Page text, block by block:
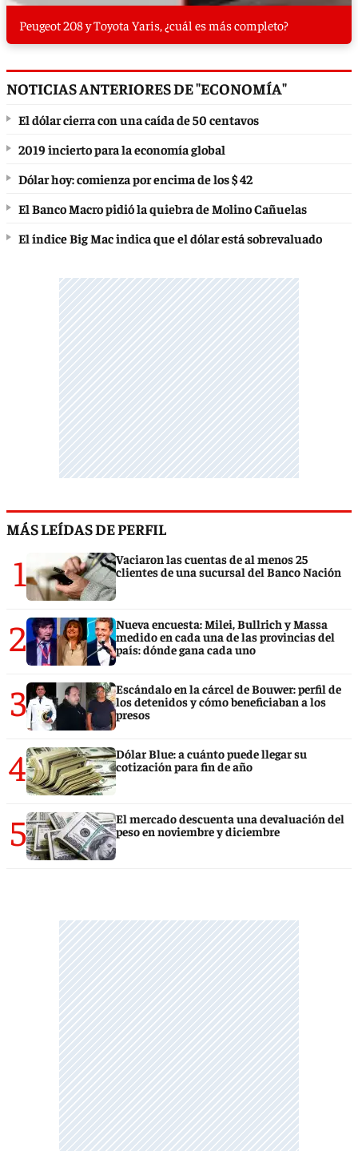
Peugeot 208 y Toyota Yaris, ¿cuál es más completo?
NOTICIAS ANTERIORES DE "ECONOMÍA"
El dólar cierra con una caída de 50 centavos
2019 incierto para la economía global
Dólar hoy: comienza por encima de los $ 42
El Banco Macro pidió la quiebra de Molino Cañuelas
El índice Big Mac indica que el dólar está sobrevaluado
MÁS LEÍDAS DE PERFIL
1
Vaciaron las cuentas de al menos 25
clientes de una sucursal del Banco Nación
2
Nueva encuesta: Milei, Bullrich y Massa
medido en cada una de las provincias del
país: dónde gana cada uno
3
Escándalo en la cárcel de Bouwer: perfil de
los detenidos y cómo beneficiaban a los
presos
4
Dólar Blue: a cuánto puede llegar su
cotización para fin de año
5
El mercado descuenta una devaluación del
peso en noviembre y diciembre